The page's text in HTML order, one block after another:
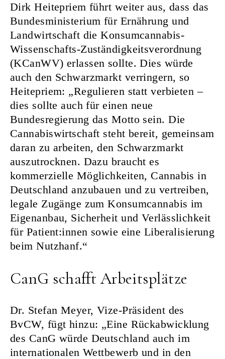
Dirk Heitepriem führt weiter aus, dass das
Bundesministerium für Ernährung und
Landwirtschaft die Konsumcannabis-
Wissenschafts-Zuständigkeitsverordnung
(KCanWV) erlassen sollte. Dies würde
auch den Schwarzmarkt verringern, so
Heitepriem: „Regulieren statt verbieten –
dies sollte auch für einen neue
Bundesregierung das Motto sein. Die
Cannabiswirtschaft steht bereit, gemeinsam
daran zu arbeiten, den Schwarzmarkt
auszutrocknen. Dazu braucht es
kommerzielle Möglichkeiten, Cannabis in
Deutschland anzubauen und zu vertreiben,
legale Zugänge zum Konsumcannabis im
Eigenanbau, Sicherheit und Verlässlichkeit
für Patient:innen sowie eine Liberalisierung
beim Nutzhanf.“
CanG schafft Arbeitsplätze
Dr. Stefan Meyer, Vize-Präsident des
BvCW, fügt hinzu: „Eine Rückabwicklung
des CanG würde Deutschland auch im
internationalen Wettbewerb und in den